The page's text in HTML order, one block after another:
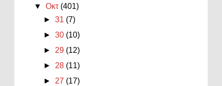
▼Οκτ (401)
►31 (7)
►30 (10)
► 29 (12)
► 28 (11)
► 27 (17)